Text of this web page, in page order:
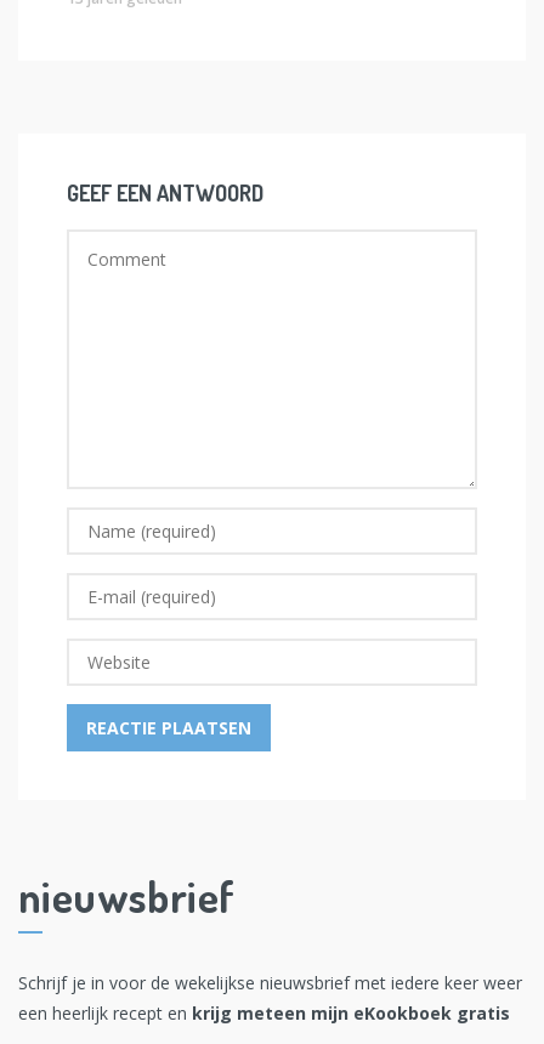
GEEF EEN ANTWOORD
nieuwsbrief
Schrijf je in voor de wekelijkse nieuwsbrief met iedere keer weer
een heerlijk recept en krijg meteen mijn eKookboek gratis